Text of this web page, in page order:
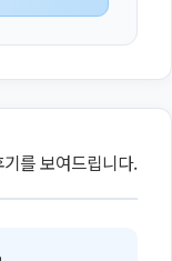
를 보여드립니다.